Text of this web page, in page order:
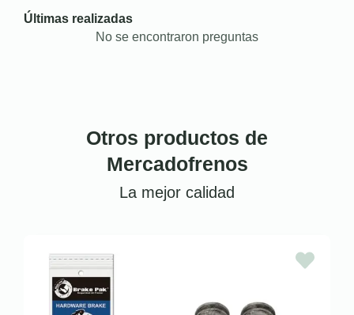
Últimas realizadas
No se encontraron preguntas
Otros productos de
Mercadofrenos
La mejor calidad